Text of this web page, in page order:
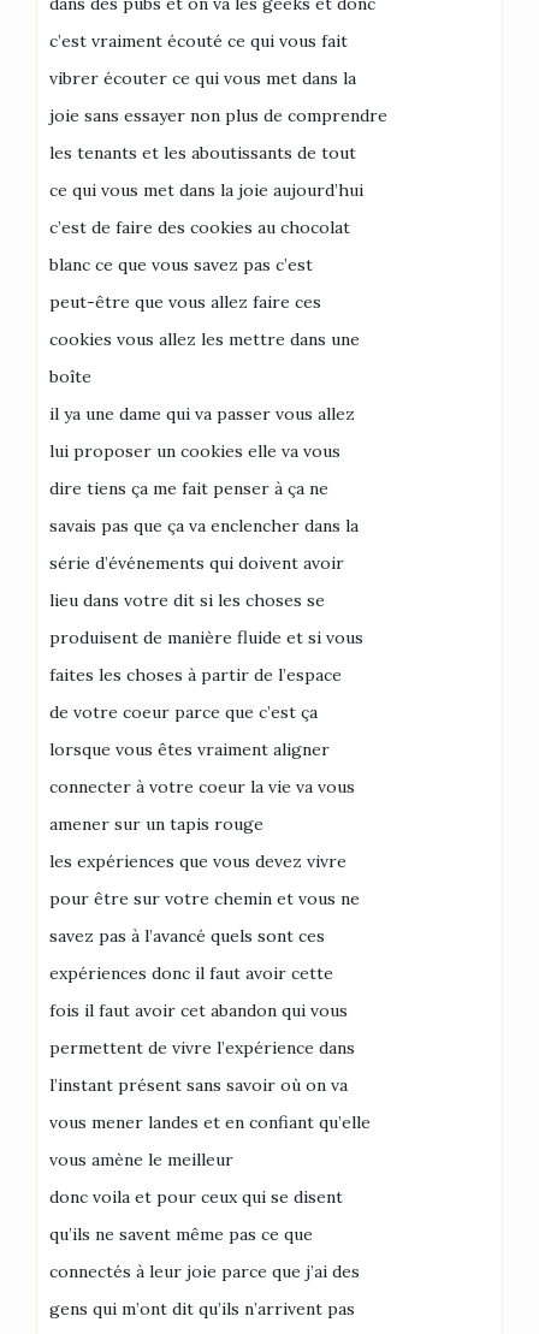
c’est vraiment écouté ce qui vous fait
vibrer écouter ce qui vous met dans la
joie sans essayer non plus de comprendre
les tenants et les aboutissants de tout
ce qui vous met dans la joie aujourd’hui
c’est de faire des cookies au chocolat
blanc ce que vous savez pas c’est
peut-être que vous allez faire ces
cookies vous allez les mettre dans une
boîte
il ya une dame qui va passer vous allez
lui proposer un cookies elle va vous
dire tiens ça me fait penser à ça ne
savais pas que ça va enclencher dans la
série d’événements qui doivent avoir
lieu dans votre dit si les choses se
produisent de manière fluide et si vous
faites les choses à partir de l’espace
de votre coeur parce que c’est ça
lorsque vous êtes vraiment aligner
connecter à votre coeur la vie va vous
amener sur un tapis rouge
les expériences que vous devez vivre
pour être sur votre chemin et vous ne
savez pas à l’avancé quels sont ces
expériences donc il faut avoir cette
fois il faut avoir cet abandon qui vous
permettent de vivre l’expérience dans
l’instant présent sans savoir où on va
vous mener landes et en confiant qu’elle
vous amène le meilleur
donc voila et pour ceux qui se disent
qu’ils ne savent même pas ce que
connectés à leur joie parce que j’ai des
gens qui m’ont dit qu’ils n’arrivent pas